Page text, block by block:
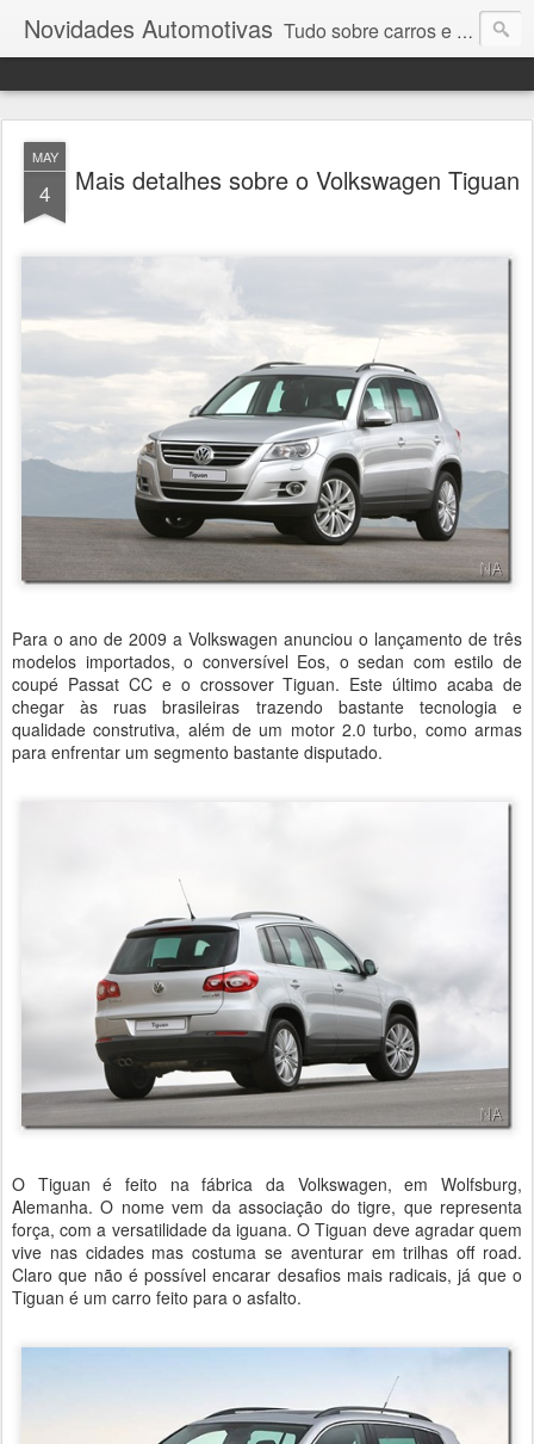
Novidades Automotivas Tudo sobre carros e motores
MAY
4 Mais detalhes sobre o Volkswagen Tiguan
Para o ano de 2009 a Volkswagen anunciou o lançamento de três
modelos importados, o conversível Eos, o sedan com estilo de
coupé Passat CC e o crossover Tiguan. Este último acaba de
chegar às ruas brasileiras trazendo bastante tecnologia e
qualidade construtiva, além de um motor 2.0 turbo, como armas
para enfrentar um segmento bastante disputado.
O Tiguan é feito na fábrica da Volkswagen, em Wolfsburg,
Alemanha. O nome vem da associação do tigre, que representa
força, com a versatilidade da iguana. O Tiguan deve agradar quem
vive nas cidades mas costuma se aventurar em trilhas off road.
Claro que não é possível encarar desafios mais radicais, já que o
Tiguan é um carro feito para o asfalto.